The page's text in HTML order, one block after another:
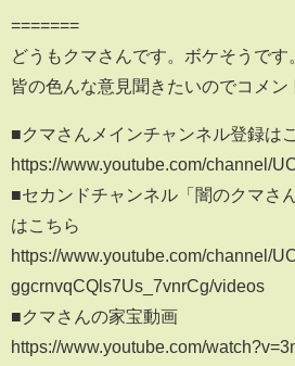
=======
どうもクマさんです。ボケそうです
皆の色んな意見聞きたいのでコメン
■クマさんメインチャンネル登録は
https://www.youtube.com/channel/
■セカンドチャンネル「闇のクマさ
はこちら
https://www.youtube.com/channel/
ggcrnvqCQls7Us_7vnrCg/videos
■クマさんの家宝動画
https://www.youtube.com/